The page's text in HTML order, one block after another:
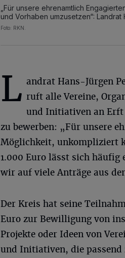
„Für unsere ehrenamtlich
und Vorhaben umzusetzen“:
Foto: RKN.
L andrat Hans-Jürgen
ruft alle Vereine,
und Initiativen an
zu bewerben: „Für unsere
Möglichkeit, unkompliziert
1.000 Euro lässt sich häufig
wir auf viele Anträge aus
Der Kreis hat seine
Euro zur Bewilligung von
Projekte oder Ideen von
und Initiativen, die